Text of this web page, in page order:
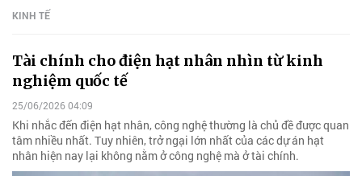
KINH TẾ
Tài chính cho điện hạt nhân nhìn từ kinh
nghiệm quốc tế
25/06/2026 04:09
Khi nhắc đến điện hạt nhân, công nghệ thường là chủ đề được quan
tâm nhiều nhất. Tuy nhiên, trở ngại lớn nhất của các dự án hạt
nhân hiện nay lại không nằm ở công nghệ mà ở tài chính.